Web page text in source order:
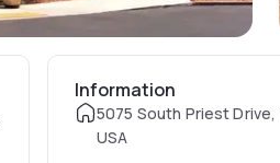
Information
5075 South Priest Drive,
USA